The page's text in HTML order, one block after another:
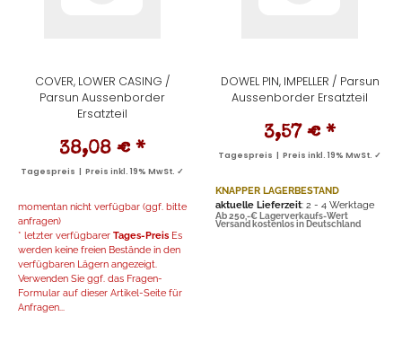
COVER, LOWER CASING /
Parsun Aussenborder
Ersatzteil
38,08 € *
Tagespreis | Preis inkl. 19% MwSt. ✓
momentan nicht verfügbar (ggf. bitte
anfragen)
* letzter verfügbarer Tages-Preis Es
werden keine freien Bestände in den
verfügbaren Lägern angezeigt.
Verwenden Sie ggf. das Fragen-
Formular auf dieser Artikel-Seite für
Anfragen...
DOWEL PIN, IMPELLER / Parsun
Aussenborder Ersatzteil
3,57 € *
Tagespreis | Preis inkl. 19% MwSt. ✓
KNAPPER LAGERBESTAND
aktuelle Lieferzeit: 2 - 4 Werktage
Ab 250,-€ Lagerverkaufs-Wert
Versand kostenlos in Deutschland